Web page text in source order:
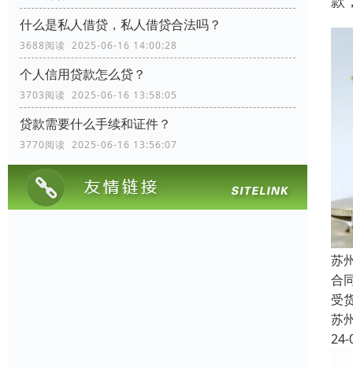
什么是私人借贷，私人借贷合法吗？
3688阅读 2025-06-16 14:00:28
个人信用贷款怎么贷？
3703阅读 2025-06-16 13:58:05
贷款需要什么手续和证件？
3770阅读 2025-06-16 13:56:07
苏
合
受
苏
24-